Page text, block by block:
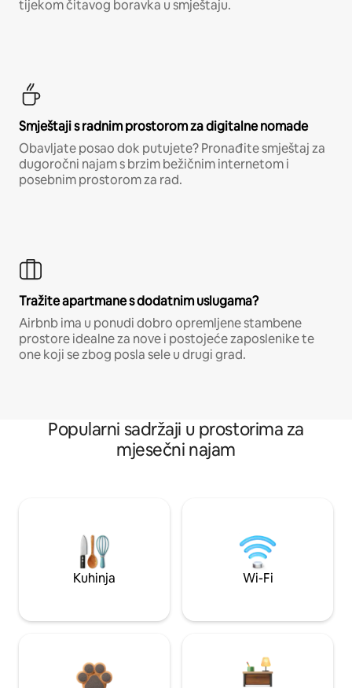
tijekom čitavog boravka u smještaju.
Smještaji s radnim prostorom za digitalne nomade
Obavljate posao dok putujete? Pronađite smještaj za
dugoročni najam s brzim bežičnim internetom i
posebnim prostorom za rad.
Tražite apartmane s dodatnim uslugama?
Airbnb ima u ponudi dobro opremljene stambene
prostore idealne za nove i postojeće zaposlenike te
one koji se zbog posla sele u drugi grad.
Popularni sadržaji u prostorima za
mjesečni najam
Kuhinja Wi-Fi